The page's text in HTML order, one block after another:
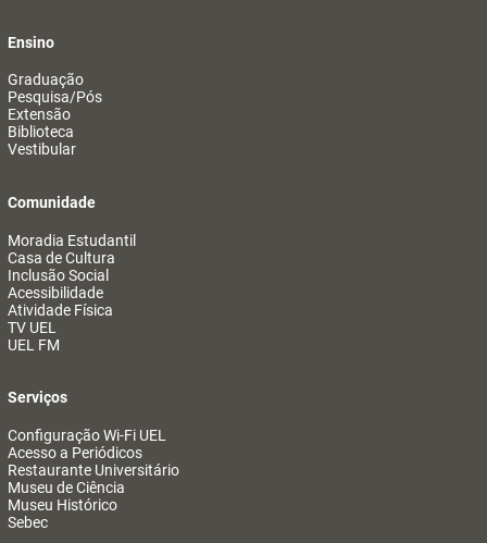
Ensino
Graduação
Pesquisa/Pós
Extensão
Biblioteca
Vestibular
Comunidade
Moradia Estudantil
Casa de Cultura
Inclusão Social
Acessibilidade
Atividade Física
TV UEL
UEL FM
Serviços
Configuração Wi-Fi UEL
Acesso a Periódicos
Restaurante Universitário
Museu de Ciência
Museu Histórico
Sebec